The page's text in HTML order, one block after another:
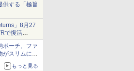
供する「極旨
」8月27
で復活
ールが実施
ポーチ。ファ
がスリムにま
もっと見る